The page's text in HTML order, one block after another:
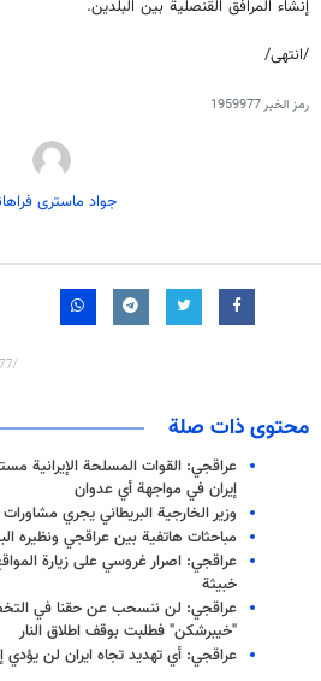
إنشاء المرافق القنصلية بين البلدين.
/انتهى/
رمز الخبر1959977
جواد ماستری
محتوى ذات صلة
عراقجي: القوات المسلحة الإيرانية
إيران في مواجهة أي عدوان
وزير الخارجية البريطاني يجري
مباحثات هاتفية بين عراقجي ونظيره
عراقجي: اصرار غروسي على زيارة
خبيثة
عراقجي: لن ننسحب عن حقنا في
"خيبرشكن" فطلبت بوقف اطلاق النار
عراقجي: أي تهديد تجاه ايران لن يؤدي